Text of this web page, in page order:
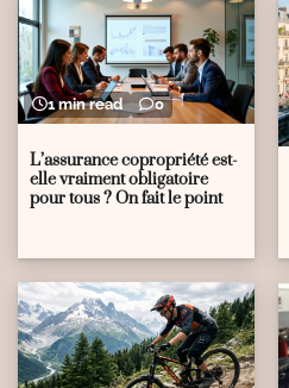
1 min read 0
L’assurance copropriété est-
elle vraiment obligatoire
pour tous ? On fait le point